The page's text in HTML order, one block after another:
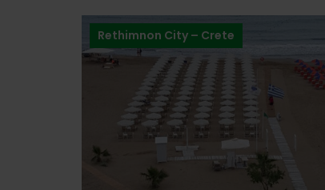
Rethimnon City – Crete